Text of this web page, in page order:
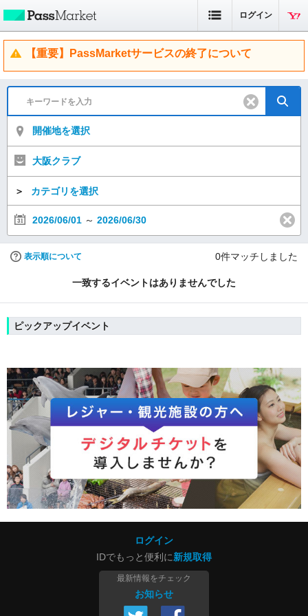
ログイン
【重要】PassMarketサービスの終了について
開催地を選択
大阪クラブ
＞ カテゴリを選択
2026/06/01 ～ 2026/06/30
表示順について 0件マッチしました
一致するイベントはありませんでした
ピックアップイベント
ログイン
IDでもっと便利に新規取得
最新情報をチェック
お知らせ